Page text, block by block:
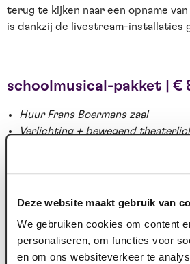
Deze website maakt gebruik van
We gebruiken cookies om content
personaliseren, om functies voor
en om ons websiteverkeer te
terug te kijken naar een opname
is dankzij de livestream-installaties
schoolmusical-pakket | €
Huur Frans Boermans zaal
Verlichting + bewegend
Richtmicrofoons voor versterking
Uitvoering maximaal 2 uur
leveren)
Alle genoemde prijzen zijn excl.